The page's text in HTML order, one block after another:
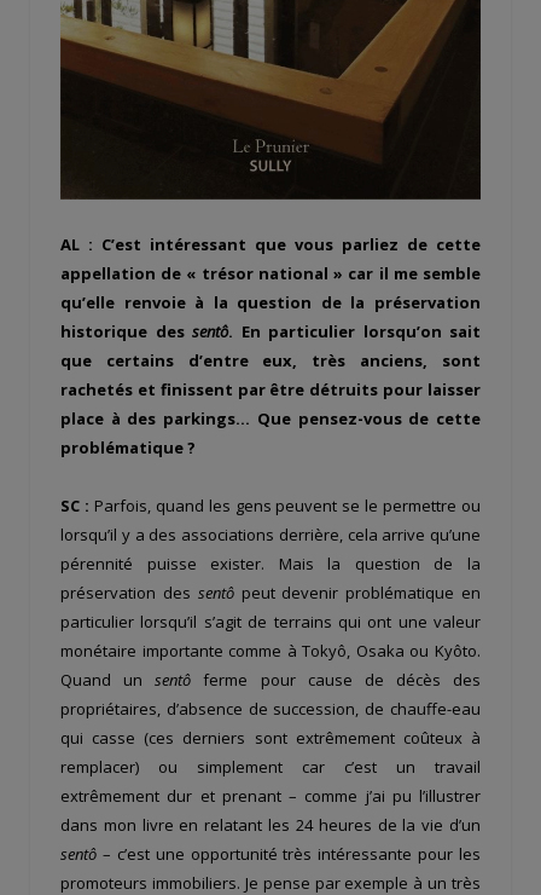
AL : C’est intéressant que vous parliez de cette
appellation de « trésor national » car il me semble
qu’elle renvoie à la question de la préservation
historique des sentô. En particulier lorsqu’on sait
que certains d’entre eux, très anciens, sont
rachetés et finissent par être détruits pour laisser
place à des parkings… Que pensez-vous de cette
problématique ?
SC : Parfois, quand les gens peuvent se le permettre ou
lorsqu’il y a des associations derrière, cela arrive qu’une
pérennité puisse exister. Mais la question de la
préservation des sentôpeut devenir problématique en
particulier lorsqu’il s’agit de terrains qui ont une valeur
monétaire importante comme à Tokyô, Osaka ou Kyôto.
Quand unsentô ferme pour cause de décès des
propriétaires, d’absence de succession, de chauffe-eau
qui casse (ces derniers sont extrêmement coûteux à
remplacer) ou simplement car c’est un travail
extrêmement dur et prenant – comme j’ai pu l’illustrer
dans mon livre en relatant les 24 heures de la vie d’un
sentô – c’est une opportunité très intéressante pour les
promoteurs immobiliers. Je pense par exemple à un très